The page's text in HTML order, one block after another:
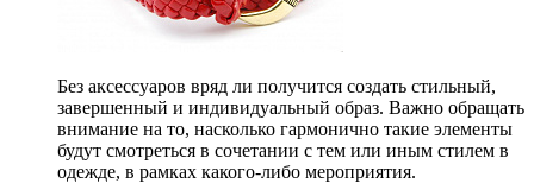
Без аксессуаров вряд ли получится создать стильный,
завершенный и индивидуальный образ. Важно обращать
внимание на то, насколько гармонично такие элементы
будут смотреться в сочетании с тем или иным стилем в
одежде, в рамках какого-либо мероприятия.